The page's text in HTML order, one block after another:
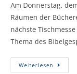
Am Donnerstag,
Räumen der
nächste
Thema des
Weiterlesen